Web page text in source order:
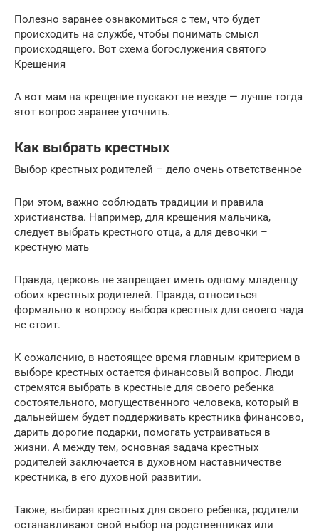
Полезно заранее ознакомиться с тем, что будет
происходить на службе, чтобы понимать смысл
происходящего. Вот схема богослужения святого
Крещения
А вот мам на крещение пускают не везде — лучше тогда
этот вопрос заранее уточнить.
Как выбрать крестных
Выбор крестных родителей – дело очень ответственное
При этом, важно соблюдать традиции и правила
христианства. Например, для крещения мальчика,
следует выбрать крестного отца, а для девочки –
крестную мать
Правда, церковь не запрещает иметь одному младенцу
обоих крестных родителей. Правда, относиться
формально к вопросу выбора крестных для своего чада
не стоит.
К сожалению, в настоящее время главным критерием в
выборе крестных остается финансовый вопрос. Люди
стремятся выбрать в крестные для своего ребенка
состоятельного, могущественного человека, который в
дальнейшем будет поддерживать крестника финансово,
дарить дорогие подарки, помогать устраиваться в
жизни. А между тем, основная задача крестных
родителей заключается в духовном наставничестве
крестника, в его духовной развитии.
Также, выбирая крестных для своего ребенка, родители
останавливают свой выбор на родственниках или